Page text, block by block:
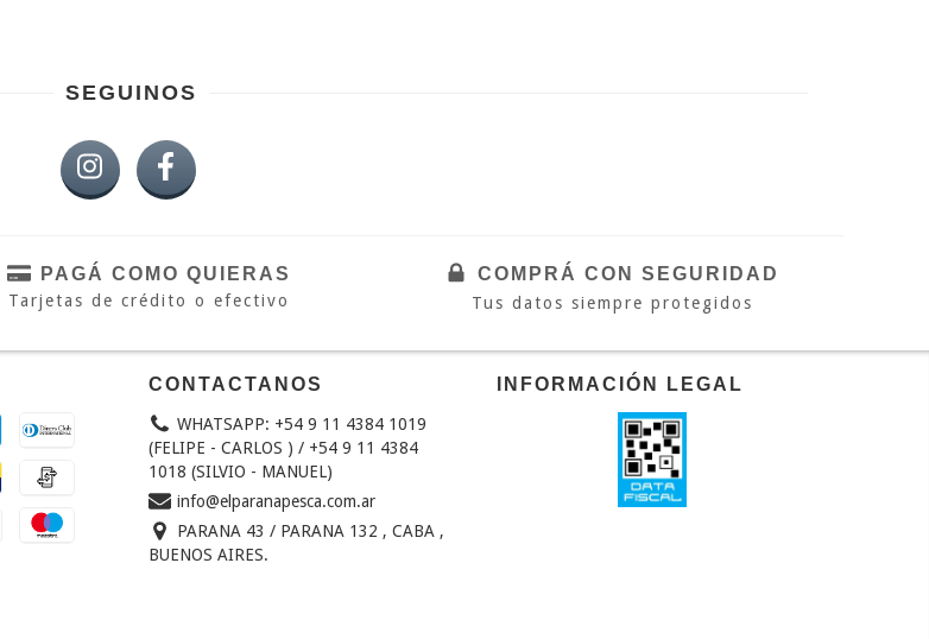
SEGUINOS
PAGÁ COMO QUIERAS
Tarjetas de crédito o efectivo
COMPRÁ CON SEGURIDAD
Tus datos siempre protegidos
CONTACTANOS
WHATSAPP: +54 9 11 4384 1019
(FELIPE - CARLOS ) / +54 9 11 4384
1018 (SILVIO - MANUEL)
info@elparanapesca.com.ar
PARANA 43 / PARANA 132 , CABA ,
BUENOS AIRES.
INFORMACIÓN LEGAL